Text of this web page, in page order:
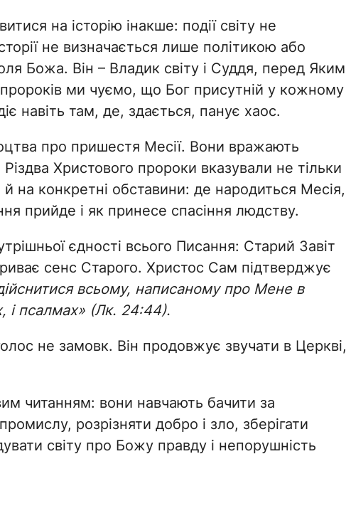
на історію інакше: події світу не
не визначається лише політикою або
Божа. Він – Владик світу і Суддя, перед Яким
ми чуємо, що Бог присутній у кожному
навіть там, де, здається, панує хаос.
про пришестя Месії. Вони вражають
Христового пророки вказували не тільки
на конкретні обставини: де народиться Месія,
прийде і як принесе спасіння людству.
єдності всього Писання: Старий Завіт
сенс Старого. Христос Сам підтверджує
всьому, написаному про Мене в
і псалмах» (Лк. 24:44).
не замовк. Він продовжує звучати в Церкві,
читанням: вони навчають бачити за
розрізняти добро і зло, зберігати
світу про Божу правду і непорушність